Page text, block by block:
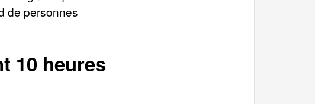
de personnes
10 heures